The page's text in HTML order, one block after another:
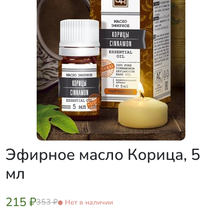
Эфирное масло Корица, 5
мл
215 ₽353 ₽ Нет в наличии